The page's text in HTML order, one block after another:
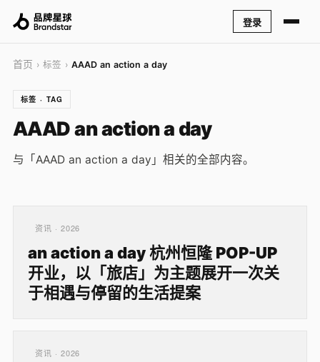
登录
首页 › 标签 › AAAD an action a day
标签 · TAG
AAAD an action a day
与「AAAD an action a day」相关的全部内容。
资讯 · 2026
an action a day 杭州恒隆 POP-UP
开业，以「旅店」为主题展开一次关
于相遇与停留的生活提案
资讯 · 2026